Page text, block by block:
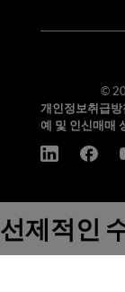
©
개인정보취급방
예 및 인신매매
선제적인